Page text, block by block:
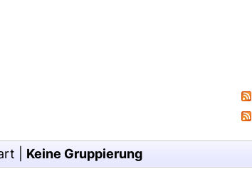
Keine Gruppierung